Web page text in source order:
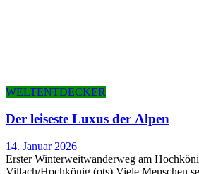
WELTENTDECKER
Der lei­ses­te Luxus der Alpen
14. Januar 2026
Erster Winterweitwanderweg am
Villach/Hochkönig (ots) Viele Menschen